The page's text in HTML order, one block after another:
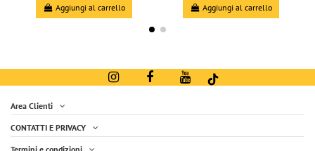
Aggiungi al carrello Aggiungi al carrello
Area Clienti
CONTATTI E PRIVACY